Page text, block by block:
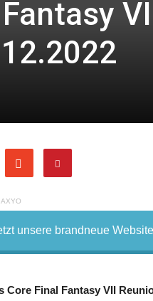
AXYO
unsere brandneue
Core Final Fantasy VII